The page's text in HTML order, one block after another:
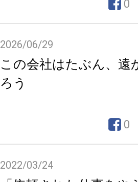
0
2026/06/29
この会社はたぶん、遠
ろう
0
2022/03/24